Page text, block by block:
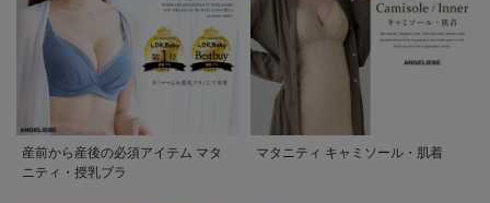
産前から産後の必須アイテム マタ
ニティ・授乳ブラ
マタニティ キャミソール・肌着